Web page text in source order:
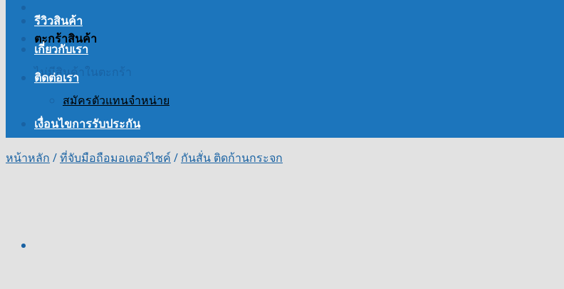
ตะกร้าสินค้า
ไม่มีสินค้าในตะกร้า
รีวิวสินค้า
เกี่ยวกับเรา
ติดต่อเรา
สมัครตัวแทนจำหน่าย
เงื่อนไขการรับประกัน
หน้าหลัก /ที่จับมือถือมอเตอร์ไซค์ / กันสั่น ติดก้านกระจก